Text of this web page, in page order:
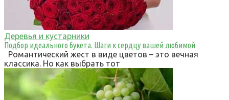
Деревья и кустарники
Подбор идеального букета. Шаги к сердцу вашей любимой
Романтический жест в виде цветов – это вечная
классика. Но как выбрать тот